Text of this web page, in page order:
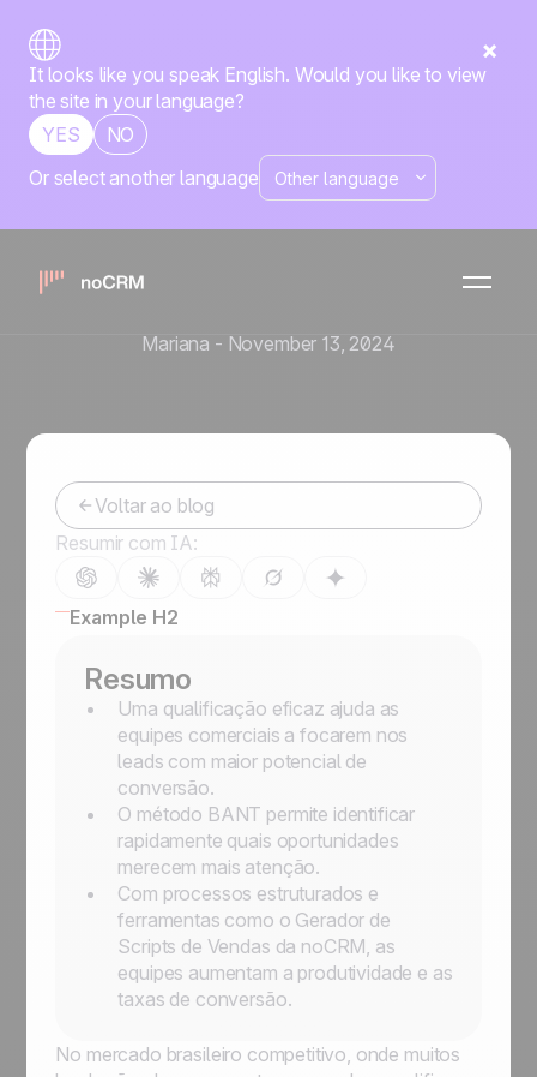
It looks like you speak English. Would you like to view
the site in your language?
YES
NO
Or select another language
Prospecção
Como a qualificação
eficiente de leads
Mariana - November 13, 2024
Voltar ao blog
Resumir com IA:
Example H2
Resumo
Uma qualificação eficaz ajuda as
equipes comerciais a focarem nos
leads com maior potencial de
conversão.
O método BANT permite identificar
rapidamente quais oportunidades
merecem mais atenção.
Com processos estruturados e
ferramentas como o Gerador de
Scripts de Vendas da noCRM, as
equipes aumentam a produtividade e as
taxas de conversão.
No mercado brasileiro competitivo, onde muitos